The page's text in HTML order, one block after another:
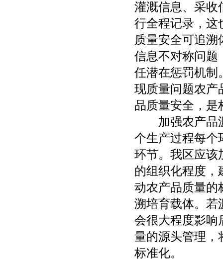
灌溉信息、采收
行全程记录，这
质量安全可追
信息不对称问题
任潜在惩罚机制
现质量问题农产
品质量安全，
加强农产品源
个生产过程每个
环节。我区应该
的组织化程度，
动农产品质量的
溯培育载体。若
会很大程度影响
量的源头管理，
标准化。